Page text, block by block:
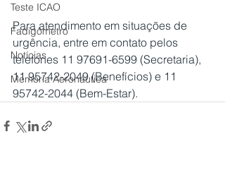
Teste ICAO
Fadigômetro
Notícias
Memória Aeronáutica
Para atendimento em situações de
urgência, entre em contato pelos
telefones 11 97691-6599 (Secretaria),
11 95742-2049 (Benefícios) e 11
95742-2044 (Bem-Estar).